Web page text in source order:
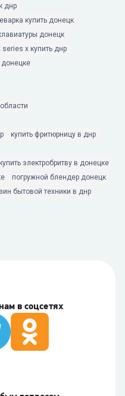
днр
купить донецк
донецк
series x купить днр
донецке
купить фритюрницу в днр
купить электробритву в донецке
погружной блендер донецк
бытовой техники в днр
в соцсетях